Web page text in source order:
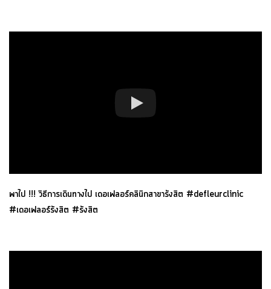
พาไป !!! วิธีการเดินทางไป เดอเฟลอร์คลินิกสาขารังสิต #defleurclinic
#เดอเฟลอร์รังสิต #รังสิต